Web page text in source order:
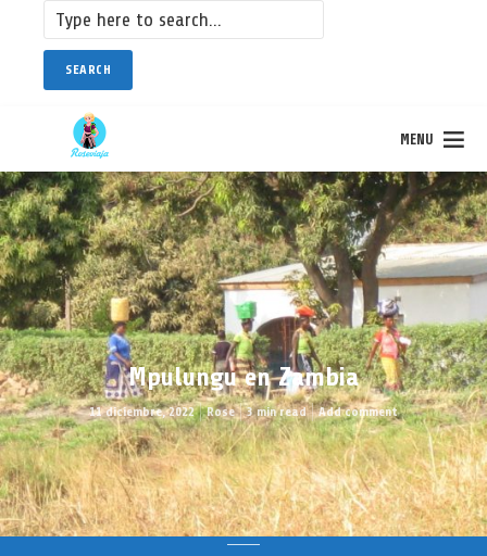
SEARCH
MENU
Mpulungu en Zambia
11 diciembre, 2022 Rose 3 min read Add comment